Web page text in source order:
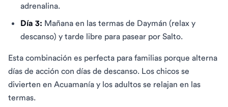
adrenalina.
Día 3: Mañana en las termas de Daymán (relax y
descanso) y tarde libre para pasear por Salto.
Esta combinación es perfecta para familias porque alterna
días de acción con días de descanso. Los chicos se
divierten en Acuamanía y los adultos se relajan en las
termas.